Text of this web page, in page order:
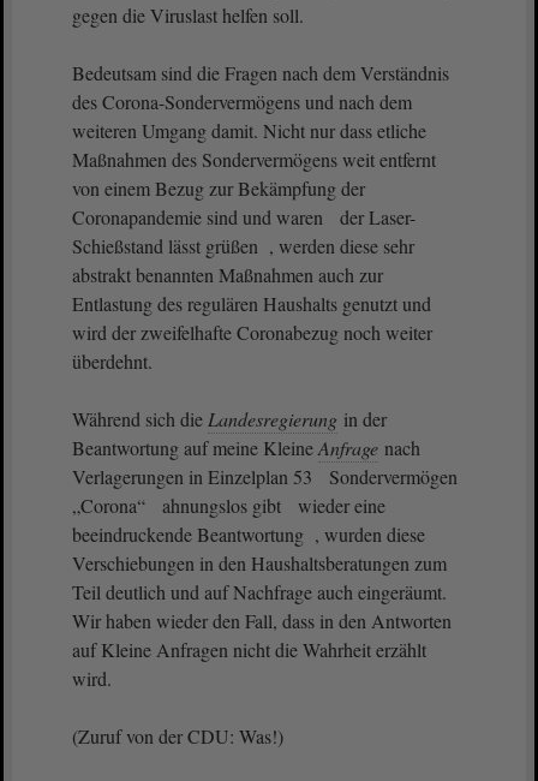
gegen die Viruslast helfen soll.
Bedeutsam sind die Fragen nach dem Verständnis
des Corona-Sondervermögens und nach dem
weiteren Umgang damit. Nicht nur dass etliche
Maßnahmen des Sondervermögens weit entfernt
von einem Bezug zur Bekämpfung der
Coronapandemie sind und waren der Laser-
Schießstand lässt grüßen , werden diese sehr
abstrakt benannten Maßnahmen auch zur
Entlastung des regulären Haushalts genutzt und
wird der zweifelhafte Coronabezug noch weiter
überdehnt.
Während sich die Landesregierung in der
Beantwortung auf meine KleineAnfrage nach
Verlagerungen in Einzelplan 53 Sondervermögen
„Corona“ ahnungslos gibt wieder eine
beeindruckende Beantwortung , wurden diese
Verschiebungen in den Haushaltsberatungen zum
Teil deutlich und auf Nachfrage auch eingeräumt.
Wir haben wieder den Fall, dass in den Antworten
auf Kleine Anfragen nicht die Wahrheit erzählt
wird.
(Zuruf von der CDU: Was!)